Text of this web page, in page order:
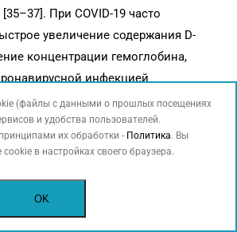
При COVID-19 часто
увеличение содержания D-
концентрации гемоглобина,
инфекцией
нарушением метаболизма
дисфункцией. При
в организме отмечается
фагоцитарной активности
пролиферации Т-
В-лимфоцитами антител,
(файлы с данными о прошлых посещениях
и удобства пользователей.
их обработки - Политика. Вы
в настройках своего браузера.
OK